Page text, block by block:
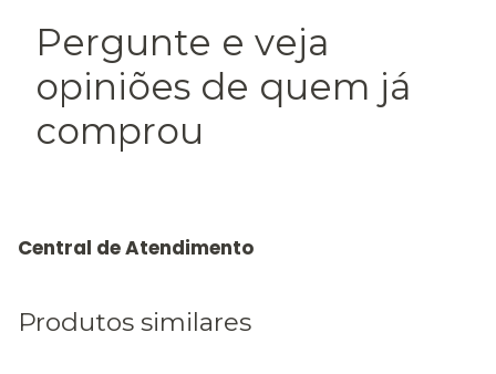
Pergunte e veja
opiniões de quem já
comprou
Produtos similares